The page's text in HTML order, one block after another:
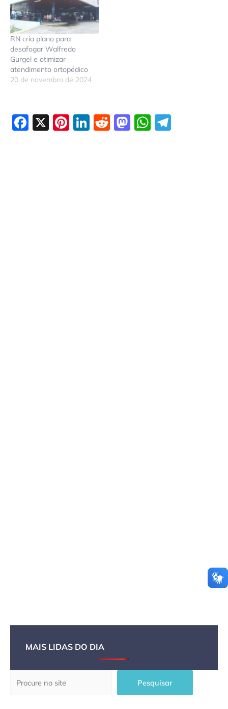
RN cria plano para
desafogar Walfredo
Gurgel e otimizar
atendimento ortopédico
20 de novembro de 2024
Facebook
X Pinterest
LinkedIn
Reddit
Mastodon
MAIS LIDAS DO DIA
Pesquisar